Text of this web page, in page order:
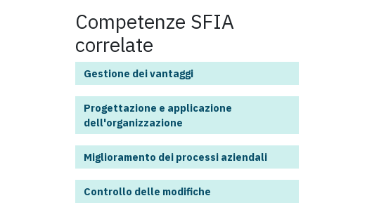
Competenze SFIA
correlate
Gestione dei vantaggi
Progettazione e applicazione
dell'organizzazione
Miglioramento dei processi aziendali
Controllo delle modifiche